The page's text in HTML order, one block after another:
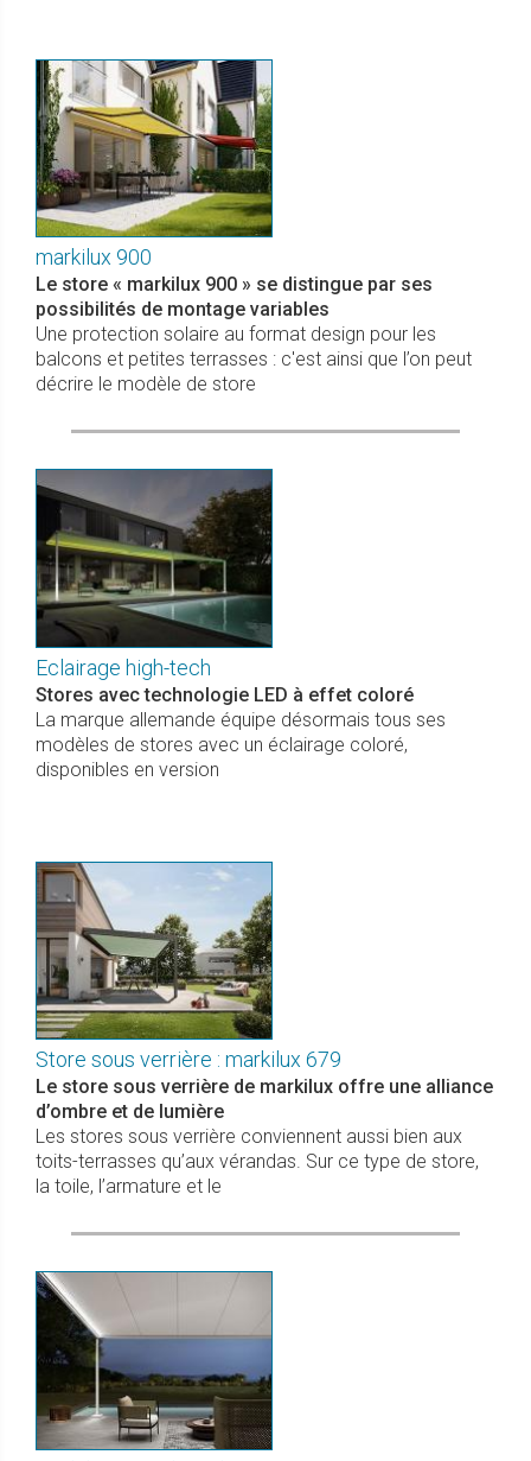
markilux 900
Le store « markilux 900 » se distingue par ses
possibilités de montage variables
Une protection solaire au format design pour les
balcons et petites terrasses : c'est ainsi que l’on peut
décrire le modèle de store
Eclairage high-tech
Stores avec technologie LED à effet coloré
La marque allemande équipe désormais tous ses
modèles de stores avec un éclairage coloré,
disponibles en version
Store sous verrière : markilux 679
Le store sous verrière de markilux offre une alliance
d’ombre et de lumière
Les stores sous verrière conviennent aussi bien aux
toits-terrasses qu’aux vérandas. Sur ce type de store,
la toile, l’armature et le